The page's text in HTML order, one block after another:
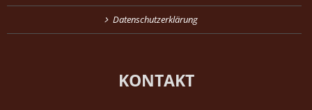
Datenschutzerklärung
KONTAKT